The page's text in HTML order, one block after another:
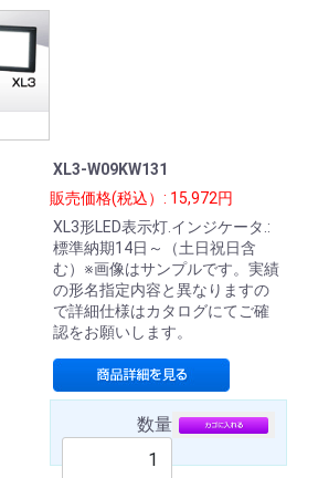
XL3-W09KW131
販売価格(税込）: 15,972円
XL3形LED表示灯.インジケータ.:
標準納期14日～（土日祝日含
む）※画像はサンプルです。実績
の形名指定内容と異なりますの
で詳細仕様はカタログにてご確
認をお願いします。
数量